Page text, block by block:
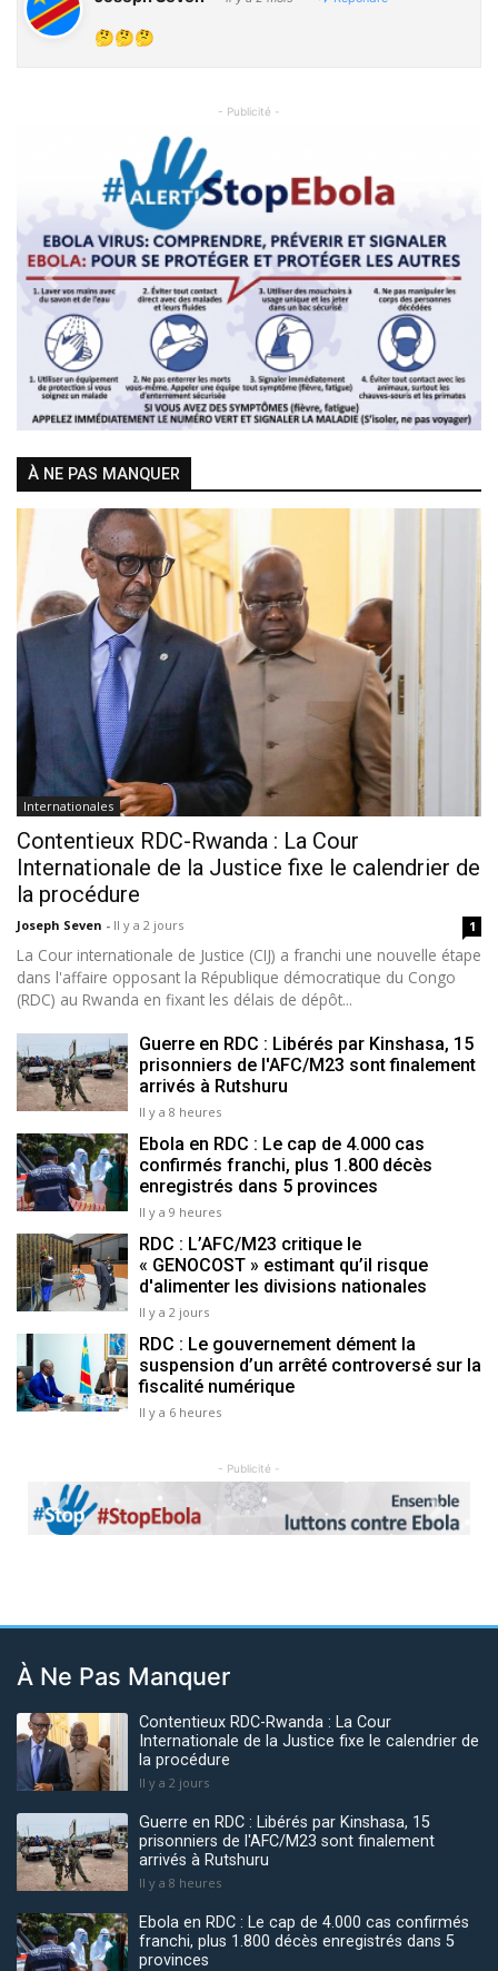
🤔🤔🤔
- Publicité -
Previous Next
À NE PAS MANQUER
Internationales
Contentieux RDC-Rwanda : La Cour
Internationale de la Justice fixe le calendrier de
la procédure
Joseph Seven - Il y a 2 jours 1
La Cour internationale de Justice (CIJ) a franchi une nouvelle étape
dans l'affaire opposant la République démocratique du Congo
(RDC) au Rwanda en fixant les délais de dépôt...
Guerre en RDC : Libérés par Kinshasa, 15
prisonniers de l'AFC/M23 sont finalement
arrivés à Rutshuru
Il y a 8 heures
Ebola en RDC : Le cap de 4.000 cas
confirmés franchi, plus 1.800 décès
enregistrés dans 5 provinces
Il y a 9 heures
RDC : L’AFC/M23 critique le
« GENOCOST » estimant qu’il risque
d'alimenter les divisions nationales
Il y a 2 jours
RDC : Le gouvernement dément la
suspension d’un arrêté controversé sur la
fiscalité numérique
Il y a 6 heures
- Publicité -
Previous Next
À Ne Pas Manquer
Contentieux RDC-Rwanda : La Cour
Internationale de la Justice fixe le calendrier de
la procédure
Il y a 2 jours
Guerre en RDC : Libérés par Kinshasa, 15
prisonniers de l'AFC/M23 sont finalement
arrivés à Rutshuru
Il y a 8 heures
Ebola en RDC : Le cap de 4.000 cas confirmés
franchi, plus 1.800 décès enregistrés dans 5
provinces